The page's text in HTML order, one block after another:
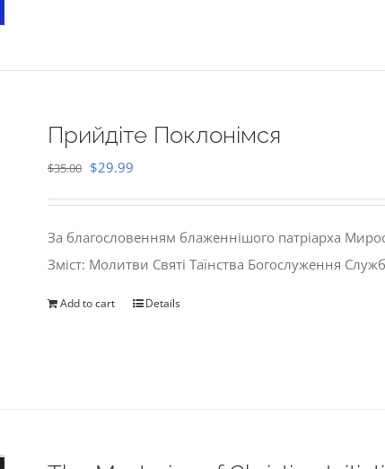
Прийдіте Поклонімся
$35.00 Original
$35.00.
$29.99
$29.99.
За благословенням блаженнішого патріарха
Зміст: Молитви Святі Таїнства Богослуження
Add to cart Details